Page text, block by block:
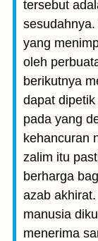
tersebut
yang
oleh
berikutnya
dapat
pada yang
kehancuran
zalim itu
berharga
azab
manusia
menerima